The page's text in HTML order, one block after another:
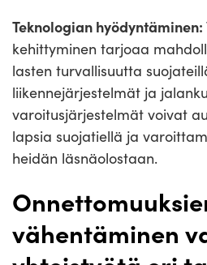
Teknologian hyödyntäminen:
kehittyminen tarjoaa
lasten turvallisuutta
liikennejärjestelmät ja
varoitusjärjestelmät voivat
lapsia suojatiellä ja
heidän läsnäolostaan.
vähentäminen